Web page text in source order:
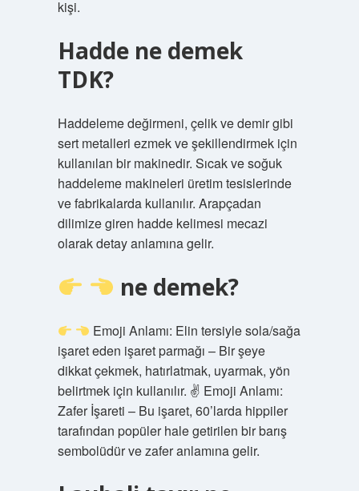
kişi.
Hadde ne demek
TDK?
Haddeleme değirmeni, çelik ve demir gibi
sert metalleri ezmek ve şekillendirmek için
kullanılan bir makinedir. Sıcak ve soğuk
haddeleme makineleri üretim tesislerinde
ve fabrikalarda kullanılır. Arapçadan
dilimize giren hadde kelimesi mecazi
olarak detay anlamına gelir.
ne demek?
Emoji Anlamı: Elin tersiyle sola/sağa
işaret eden işaret parmağı – Bir şeye
dikkat çekmek, hatırlatmak, uyarmak, yön
belirtmek için kullanılır. ✌ Emoji Anlamı:
Zafer İşareti – Bu işaret, 60’larda hippiler
tarafından popüler hale getirilen bir barış
sembolüdür ve zafer anlamına gelir.